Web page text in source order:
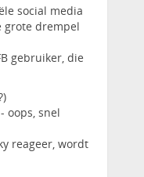
social media
grote drempel
gebruiker, die
oops, snel
reageer, wordt